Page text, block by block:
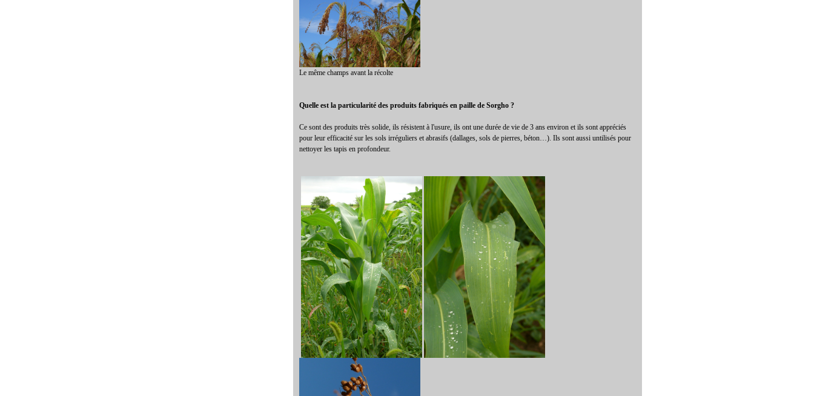
Le même champs avant la récolte
Quelle est la particularité des produits fabriqués en paille de Sorgho ?
Ce sont des produits très solide, ils résistent à l'usure, ils ont une durée de vie de 3 ans environ et ils sont appréciés
pour leur efficacité sur les sols irréguliers et abrasifs (dallages, sols de pierres, béton…). Ils sont aussi untilisés pour
nettoyer les tapis en profondeur.